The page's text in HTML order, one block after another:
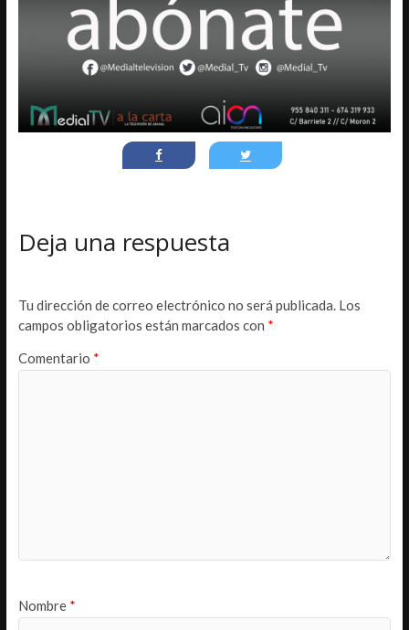
Deja una respuesta
Tu dirección de correo electrónico no será publicada. Los
campos obligatorios están marcados con *
Comentario *
Nombre *